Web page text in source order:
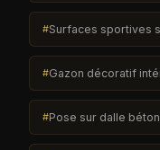
Surfaces sportives
Gazon décoratif
Pose sur dalle